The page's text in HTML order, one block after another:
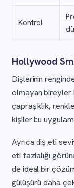
Kontrol
Hollywood
Dişlerinin
olmayan bireyler
çapraşıklık,
kişiler bu
Ayrıca diş eti
eti fazlalığı
de ideal bir
gülüşünü daha